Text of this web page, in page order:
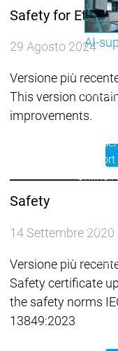
AI-
menu
Support
User
Online
Store
Filiali
Cifre
Safety for
29 Agosto 2024
Versione più
This version
improvements.
Safety
14 Settembre 2020
Versione più
Safety certificate
the safety norms
13849:2023